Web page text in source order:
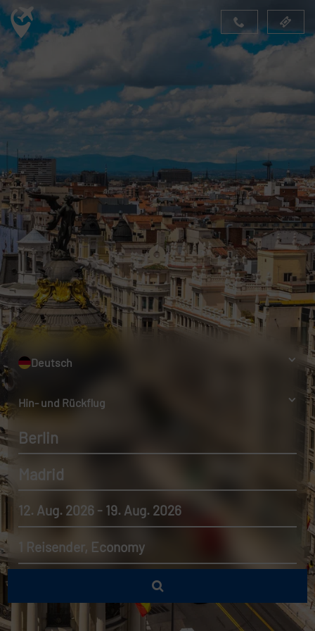
Deutsch
Hin- und Rückflug
Berlin
Madrid
12. Aug. 2026 - 19. Aug. 2026
1 Reisender, Economy